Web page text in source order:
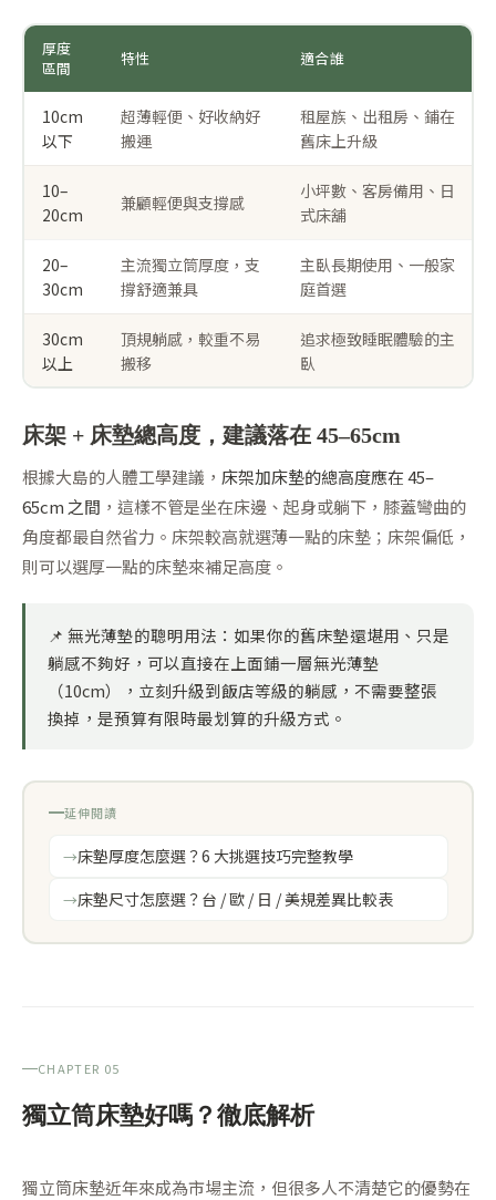
厚度
區間
特性 適合誰
10cm
以下
超薄輕便、好收納好
搬運
租屋族、出租房、鋪在
舊床上升級
10–
20cm
兼顧輕便與支撐感
小坪數、客房備用、日
式床舖
20–
30cm
主流獨立筒厚度，支
撐舒適兼具
主臥長期使用、一般家
庭首選
30cm
以上
頂規躺感，較重不易
搬移
追求極致睡眠體驗的主
臥
床架 + 床墊總高度，建議落在 45–65cm
根據大島的人體工學建議， 床架加床墊的總高度應在 45–
65cm 之間 ，這樣不管是坐在床邊、起身或躺下，膝蓋彎曲的
角度都最自然省力。床架較高就選薄一點的床墊；床架偏低，
則可以選厚一點的床墊來補足高度。
📌 無光薄墊的聰明用法： 如果你的舊床墊還堪用、只是
躺感不夠好，可以直接在上面鋪一層無光薄墊
（10cm），立刻升級到飯店等級的躺感，不需要整張
換掉，是預算有限時最划算的升級方式。
延伸閱讀
床墊厚度怎麼選？6 大挑選技巧完整教學
床墊尺寸怎麼選？台 / 歐 / 日 / 美規差異比較表
CHAPTER 05
獨立筒床墊好嗎？徹底解析
獨立筒床墊近年來成為市場主流，但很多人不清楚它的優勢在